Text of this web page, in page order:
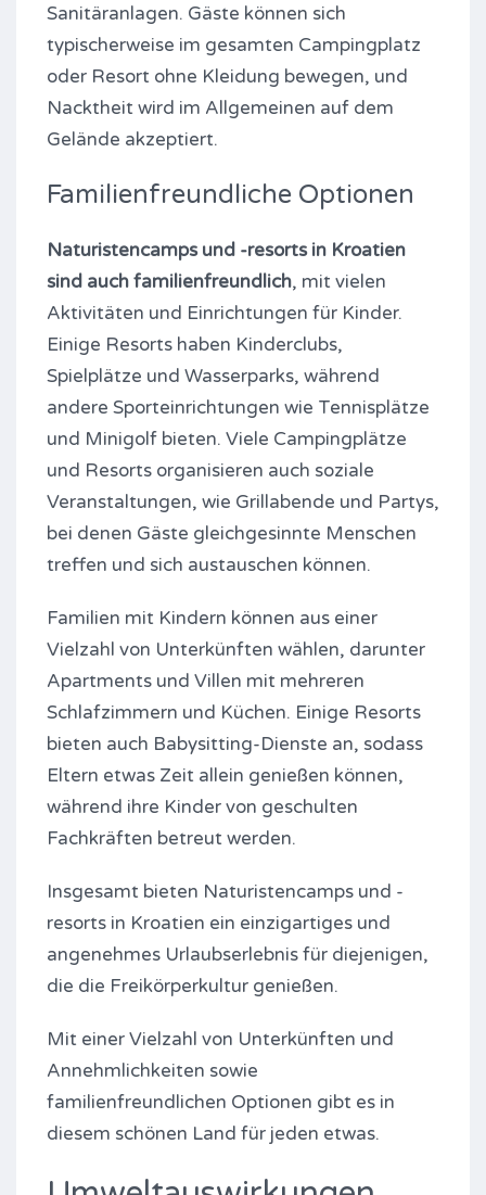
Sanitäranlagen. Gäste können sich
typischerweise im gesamten Campingplatz
oder Resort ohne Kleidung bewegen, und
Nacktheit wird im Allgemeinen auf dem
Gelände akzeptiert.
Familienfreundliche Optionen
Naturistencamps und -resorts in Kroatien
sind auch familienfreundlich, mit vielen
Aktivitäten und Einrichtungen für Kinder.
Einige Resorts haben Kinderclubs,
Spielplätze und Wasserparks, während
andere Sporteinrichtungen wie Tennisplätze
und Minigolf bieten. Viele Campingplätze
und Resorts organisieren auch soziale
Veranstaltungen, wie Grillabende und Partys,
bei denen Gäste gleichgesinnte Menschen
treffen und sich austauschen können.
Familien mit Kindern können aus einer
Vielzahl von Unterkünften wählen, darunter
Apartments und Villen mit mehreren
Schlafzimmern und Küchen. Einige Resorts
bieten auch Babysitting-Dienste an, sodass
Eltern etwas Zeit allein genießen können,
während ihre Kinder von geschulten
Fachkräften betreut werden.
Insgesamt bieten Naturistencamps und -
resorts in Kroatien ein einzigartiges und
angenehmes Urlaubserlebnis für diejenigen,
die die Freikörperkultur genießen.
Mit einer Vielzahl von Unterkünften und
Annehmlichkeiten sowie
familienfreundlichen Optionen gibt es in
diesem schönen Land für jeden etwas.